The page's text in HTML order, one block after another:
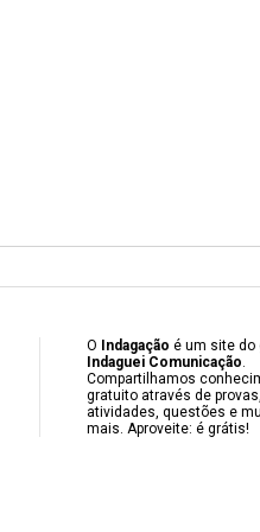
O Indagação é um site do
Indaguei Comunicação.
Compartilhamos
gratuito através de provas,
atividades, questões e
mais. Aproveite: é grátis!